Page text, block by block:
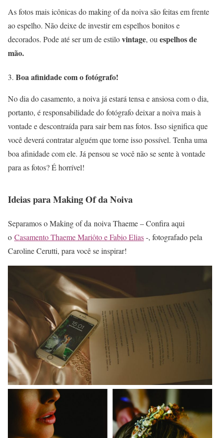
As fotos mais icônicas do making of da noiva são feitas em frente
ao espelho. Não deixe de investir em espelhos bonitos e
decorados. Pode até ser um de estilovintage, ou espelhos de
mão.
Boa afinidade com o fotógrafo!
No dia do casamento, a noiva já estará tensa e ansiosa com o dia,
portanto, é responsabilidade do fotógrafo deixar a noiva mais à
vontade e descontraída para sair bem nas fotos. Isso significa que
você deverá contratar alguém que torne isso possível. Tenha uma
boa afinidade com ele. Já pensou se você não se sente à vontade
para as fotos? É horrível!
Ideias para Making Of da Noiva
Separamos o Making of da noiva Thaeme – Confira aqui
o Casamento Thaeme Mariôto e Fabio Elias-, fotografado pela
Caroline Cerutti, para você se inspirar!